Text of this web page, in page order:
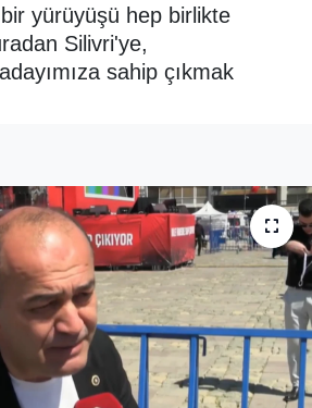
yürüyüşü hep birlikte
Silivri'ye,
sahip çıkmak